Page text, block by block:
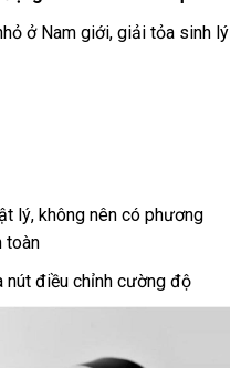
ở Nam giớiở
, giải tỏa sinh lý
lýbảng
giá
, không nên có phương
toàn
nút điều chỉnh cường độ